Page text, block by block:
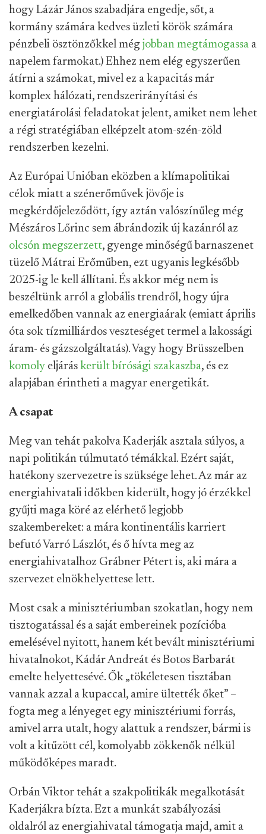
hogy Lázár János szabadjára engedje, sőt, a
kormány számára kedves üzleti körök számára
pénzbeli ösztönzőkkel még jobban megtámogassa a
napelem farmokat.) Ehhez nem elég egyszerűen
átírni a számokat, mivel ez a kapacitás már
komplex hálózati, rendszerirányítási és
energiatárolási feladatokat jelent, amiket nem lehet
a régi stratégiában elképzelt atom-szén-zöld
rendszerben kezelni.
Az Európai Unióban eközben a klímapolitikai
célok miatt a szénerőművek jövője is
megkérdőjeleződött, így aztán valószínűleg még
Mészáros Lőrinc sem ábrándozik új kazánról az
olcsón megszerzett, gyenge minőségű barnaszenet
tüzelő Mátrai Erőműben, ezt ugyanis legkésőbb
2025-ig le kell állítani. És akkor még nem is
beszéltünk arról a globális trendről, hogy újra
emelkedőben vannak az energiaárak (emiatt április
óta sok tízmilliárdos veszteséget termel a lakossági
áram- és gázszolgáltatás). Vagy hogy Brüsszelben
komoly eljárás került bírósági szakaszba, és ez
alapjában érintheti a magyar energetikát.
A csapat
Meg van tehát pakolva Kaderják asztala súlyos, a
napi politikán túlmutató témákkal. Ezért saját,
hatékony szervezetre is szüksége lehet. Az már az
energiahivatali időkben kiderült, hogy jó érzékkel
gyűjti maga köré az elérhető legjobb
szakembereket: a mára kontinentális karriert
befutó Varró Lászlót, és ő hívta meg az
energiahivatalhoz Grábner Pétert is, aki mára a
szervezet elnökhelyettese lett.
Most csak a minisztériumban szokatlan, hogy nem
tisztogatással és a saját embereinek pozícióba
emelésével nyitott, hanem két bevált minisztériumi
hivatalnokot, Kádár Andreát és Botos Barbarát
emelte helyettesévé. Ők „tökéletesen tisztában
vannak azzal a kupaccal, amire ültették őket” –
fogta meg a lényeget egy minisztériumi forrás,
amivel arra utalt, hogy alattuk a rendszer, bármi is
volt a kitűzött cél, komolyabb zökkenők nélkül
működőképes maradt.
Orbán Viktor tehát a szakpolitikák megalkotását
Kaderjákra bízta. Ezt a munkát szabályozási
oldalról az energiahivatal támogatja majd, amit a